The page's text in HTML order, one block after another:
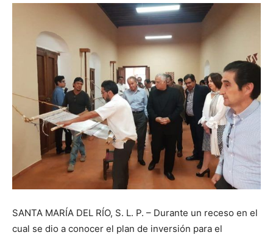
SANTA MARÍA DEL RÍO, S. L. P. – Durante un receso en el
cual se dio a conocer el plan de inversión para el